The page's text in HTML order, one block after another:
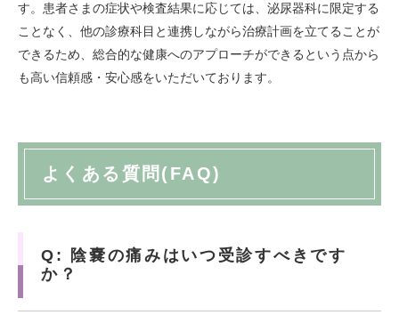
す。患者さまの症状や検査結果に応じては、泌尿器科に限定する
ことなく、他の診療科目と連携しながら治療計画を立てることが
できるため、総合的な健康へのアプローチができるという点から
も高い信頼感・安心感をいただいております。
よくある質問(FAQ)
Q: 陰嚢の痛みはいつ受診すべきです
か？